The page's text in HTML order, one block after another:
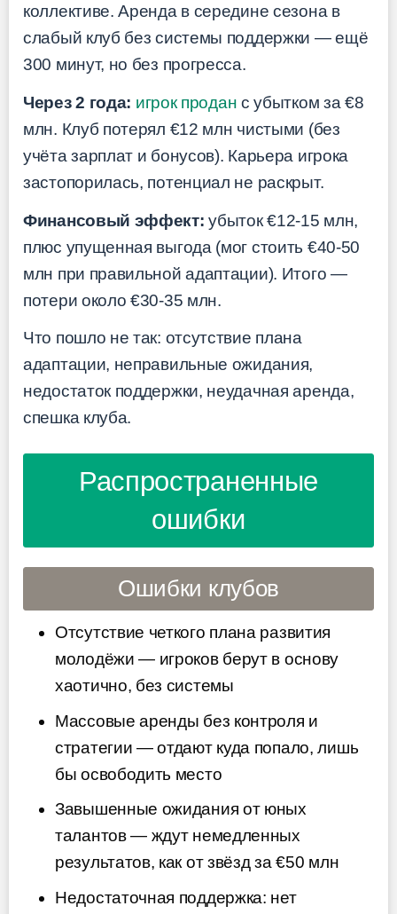
коллективе. Аренда в середине сезона в
слабый клуб без системы поддержки — ещё
300 минут, но без прогресса.
Через 2 года: игрок продан с убытком за €8
млн. Клуб потерял €12 млн чистыми (без
учёта зарплат и бонусов). Карьера игрока
застопорилась, потенциал не раскрыт.
Финансовый эффект: убыток €12-15 млн,
плюс упущенная выгода (мог стоить €40-50
млн при правильной адаптации). Итого —
потери около €30-35 млн.
Что пошло не так: отсутствие плана
адаптации, неправильные ожидания,
недостаток поддержки, неудачная аренда,
спешка клуба.
Распространенные
ошибки
Ошибки клубов
Отсутствие четкого плана развития
молодёжи — игроков берут в основу
хаотично, без системы
Массовые аренды без контроля и
стратегии — отдают куда попало, лишь
бы освободить место
Завышенные ожидания от юных
талантов — ждут немедленных
результатов, как от звёзд за €50 млн
Недостаточная поддержка: нет